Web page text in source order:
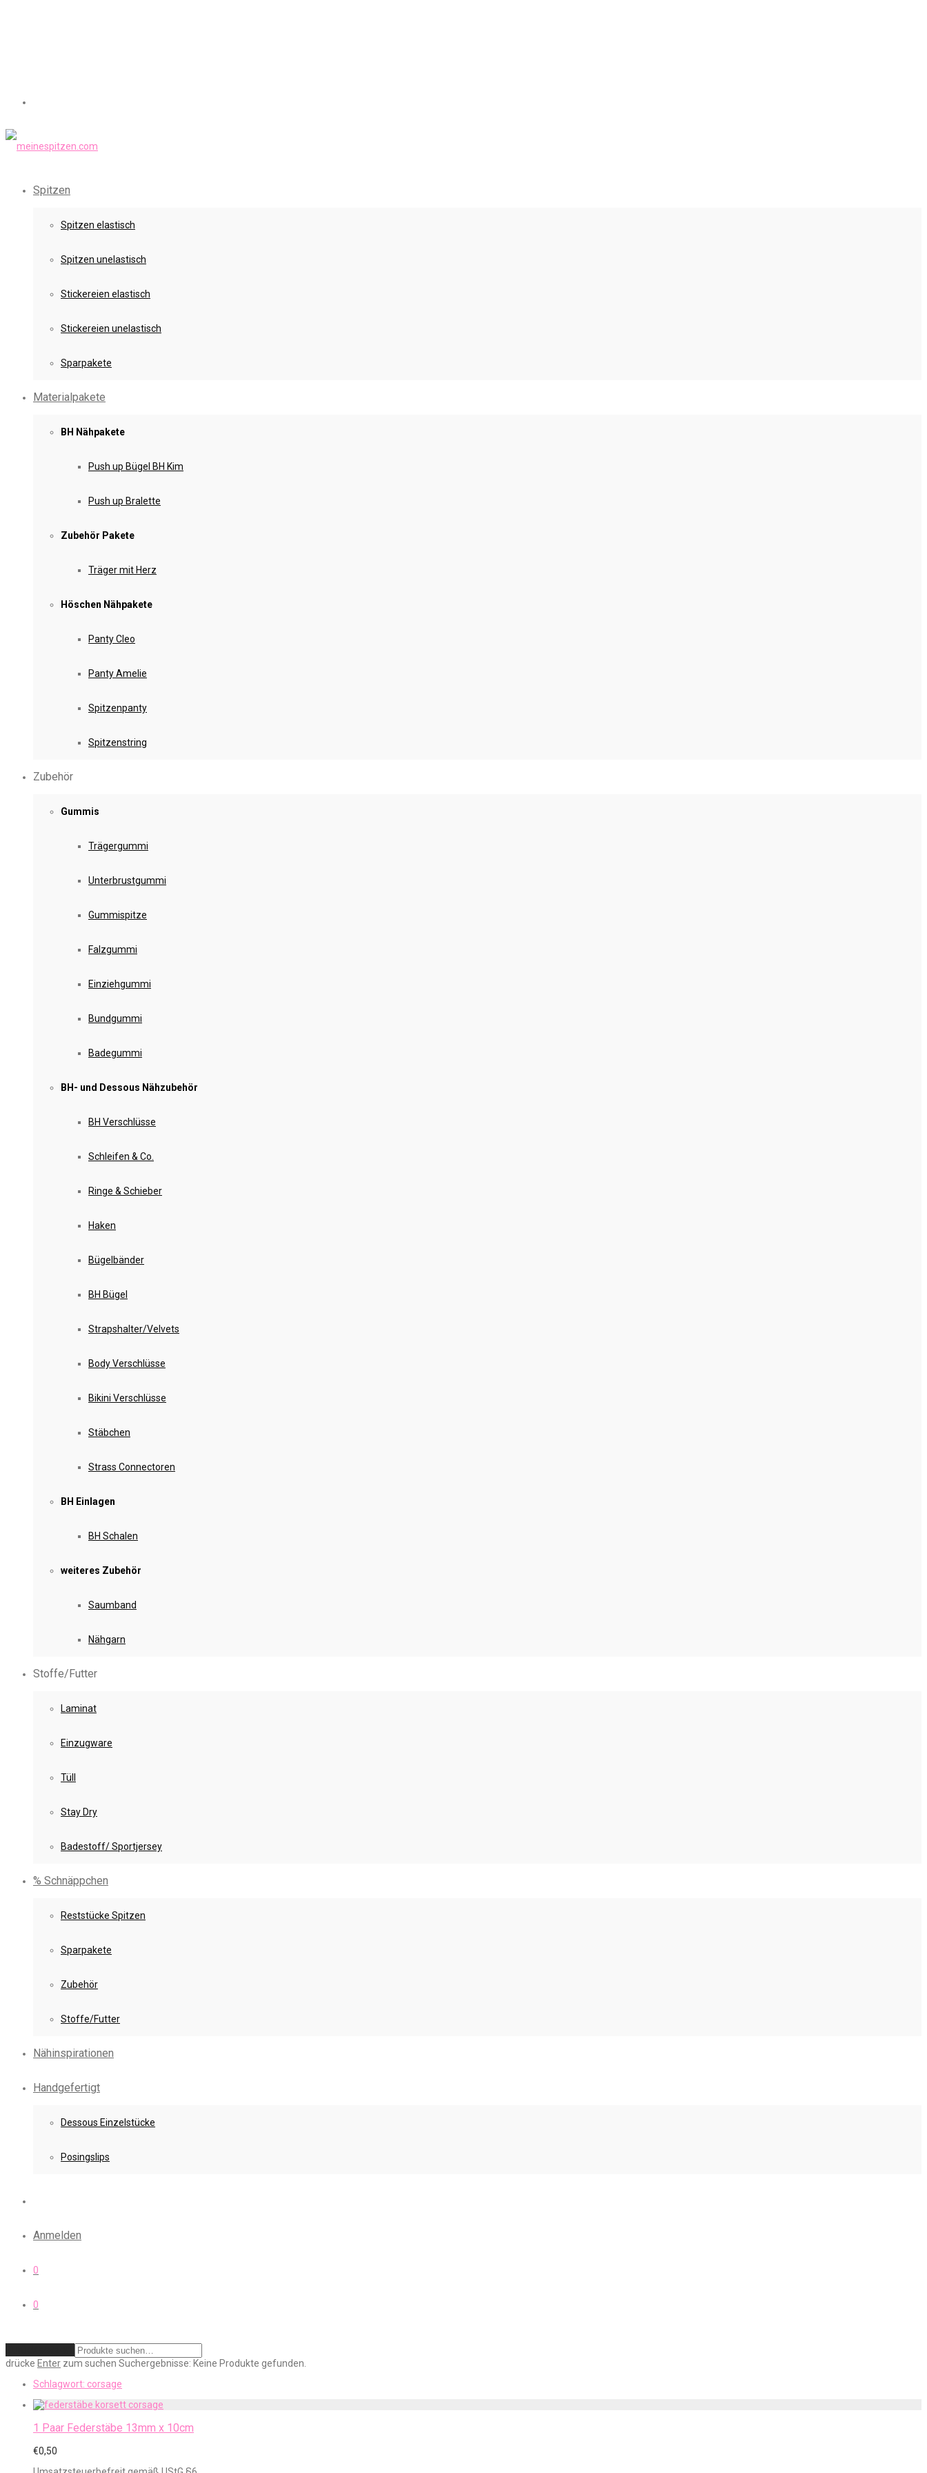
Spitzen
Spitzen elastisch
Spitzen unelastisch
Stickereien elastisch
Stickereien unelastisch
Sparpakete
Materialpakete
BH Nähpakete
Push up Bügel BH Kim
Push up Bralette
Zubehör Pakete
Träger mit Herz
Höschen Nähpakete
Panty Cleo
Panty Amelie
Spitzenpanty
Spitzenstring
Zubehör
Gummis
Trägergummi
Unterbrustgummi
Gummispitze
Falzgummi
Einziehgummi
Bundgummi
Badegummi
BH- und Dessous Nähzubehör
BH Verschlüsse
Schleifen & Co.
Ringe & Schieber
Haken
Bügelbänder
BH Bügel
Strapshalter/Velvets
Body Verschlüsse
Bikini Verschlüsse
Stäbchen
Strass Connectoren
BH Einlagen
BH Schalen
weiteres Zubehör
Saumband
Nähgarn
Stoffe/Futter
Laminat
Einzugware
Tüll
Stay Dry
Badestoff/ Sportjersey
% Schnäppchen
Reststücke Spitzen
Sparpakete
Zubehör
Stoffe/Futter
Nähinspirationen
Handgefertigt
Dessous Einzelstücke
Posingslips
Anmelden
0
0
drücke Enter zum suchen Suchergebnisse: Keine Produkte gefunden.
Schlagwort: corsage
1 Paar Federstäbe 13mm x 10cm
€0,50